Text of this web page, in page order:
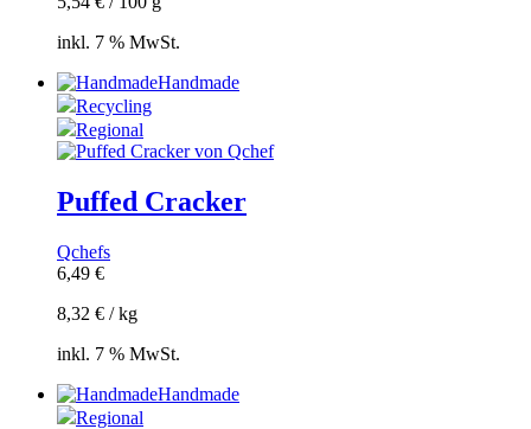
inkl. 7 % MwSt.
Handmade
Recycling
Regional
Puffed Cracker
Qchefs
6,49 €
8,32 € /kg
inkl. 7 % MwSt.
Handmade
Regional